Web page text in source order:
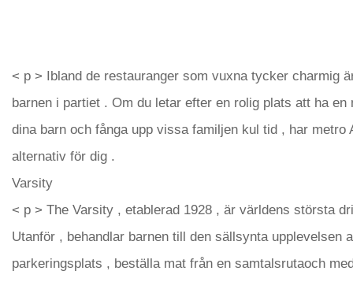
< p > Ibland de restauranger som vuxna tycker charmig
barnen i partiet . Om du letar efter en rolig plats att ha en
dina barn och fånga upp vissa familjen kul tid , har metro
alternativ för dig .
Varsity
< p > The Varsity , etablerad 1928 , är världens största
Utanför , behandlar barnen till den sällsynta upplevelsen
parkeringsplats , beställa mat från en samtalsrutaoch